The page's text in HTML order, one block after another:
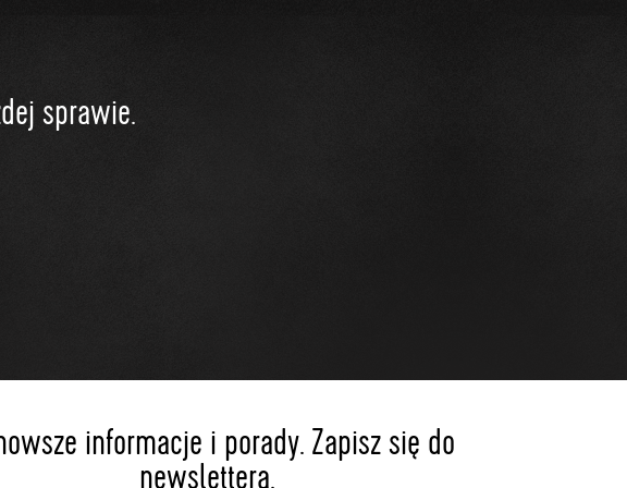
sprawie.
informacje i porady. Zapisz się do